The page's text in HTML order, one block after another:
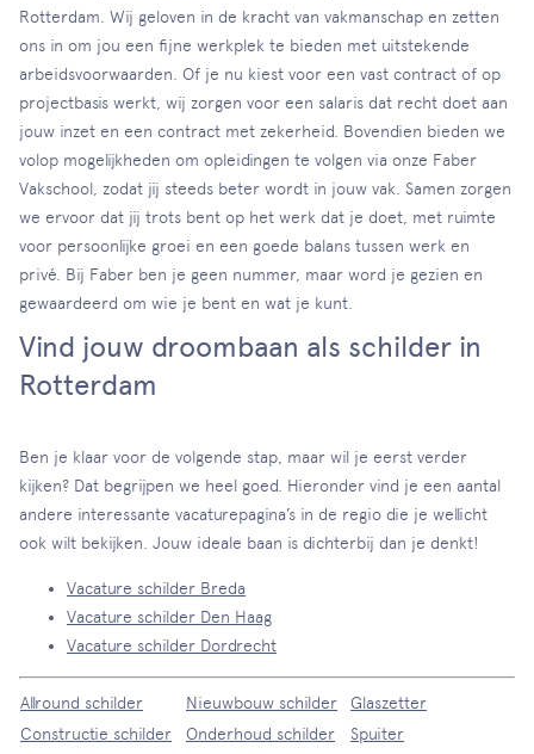
Rotterdam. Wij geloven in de kracht van vakmanschap en zetten
ons in om jou een fijne werkplek te bieden met uitstekende
arbeidsvoorwaarden. Of je nu kiest voor een vast contract of op
projectbasis werkt, wij zorgen voor een salaris dat recht doet aan
jouw inzet en een contract met zekerheid. Bovendien bieden we
volop mogelijkheden om opleidingen te volgen via onze Faber
Vakschool, zodat jij steeds beter wordt in jouw vak. Samen zorgen
we ervoor dat jij trots bent op het werk dat je doet, met ruimte
voor persoonlijke groei en een goede balans tussen werk en
privé. Bij Faber ben je geen nummer, maar word je gezien en
gewaardeerd om wie je bent en wat je kunt.
Vind jouw droombaan als schilder in
Rotterdam
Ben je klaar voor de volgende stap, maar wil je eerst verder
kijken? Dat begrijpen we heel goed. Hieronder vind je een aantal
andere interessante vacaturepagina’s in de regio die je wellicht
ook wilt bekijken. Jouw ideale baan is dichterbij dan je denkt!
Vacature schilder Breda
Vacature schilder Den Haag
Vacature schilder Dordrecht
Allround schilder Nieuwbouw schilder
Glaszetter
Constructie schilder
Onderhoud schilder
Spuiter